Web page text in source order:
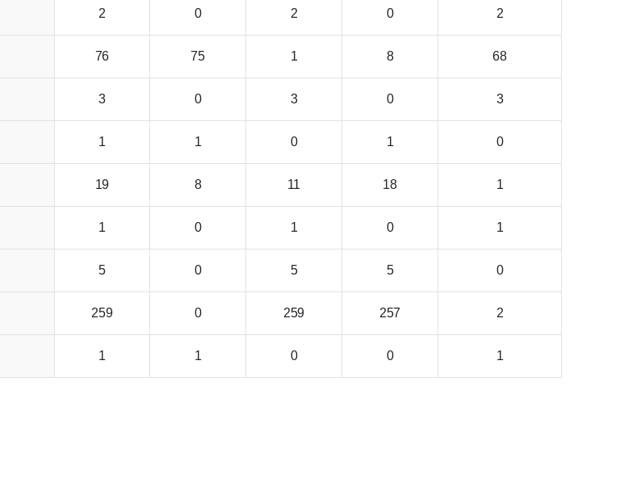
2 0 2 0 2
76 75 1 8 68
3 0 3 0 3
1 1 0 1 0
19 8 11 18 1
1 0 1 0 1
5 0 5 5 0
259 0 259 257 2
1 1 0 0 1